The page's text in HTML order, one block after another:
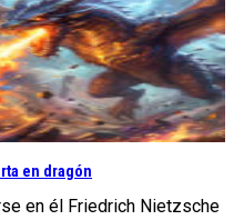
en dragón
en él Friedrich Nietzsche